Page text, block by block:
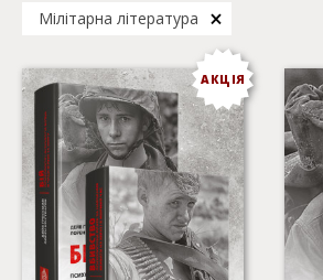
Мілітарна література
АКЦІЯ